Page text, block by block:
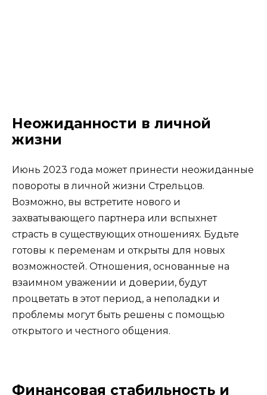
Неожиданности в личной
жизни
Июнь 2023 года может принести неожиданные
повороты в личной жизни Стрельцов.
Возможно, вы встретите нового и
захватывающего партнера или вспыхнет
страсть в существующих отношениях. Будьте
готовы к переменам и открыты для новых
возможностей. Отношения, основанные на
взаимном уважении и доверии, будут
процветать в этот период, а неполадки и
проблемы могут быть решены с помощью
открытого и честного общения.
Финансовая стабильность и